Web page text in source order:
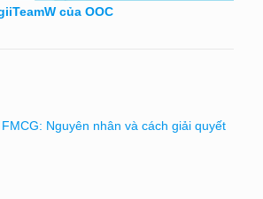
của OOC
Nguyên nhân và cách giải quyết